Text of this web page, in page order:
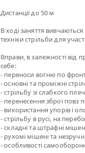
Дистанції до 50 м
В ході заняття
техніки стрільби для
Вправи, в залежності від
себе:
- переноси вогню по
- основні та проміжні
- стрільбу зі слабкого
- перенесення зброї повз
- використання упорів і
- стрільбу в русі, на
- складні та штрафні
- рухомі мішені та
- особливості